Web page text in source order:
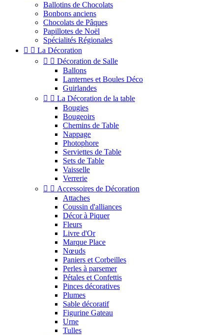
Ballotins de Chocolats
Bonbons anciens
Chocolats de Pâques
Papillotes de Noël
Spécialités Régionales
  La Décoration
  Décoration de Salle
Ballons
Lanternes et Boules Déco
Guirlandes
  La Décoration de la table
Bougies
Bougeoirs
Chemins de Table
Nappage
Photophore
Serviettes de Table
Sets de Table
Vaisselle
Verrerie
  Accessoires de Décoration
Attaches
Coussin d'alliances
Décor à Piquer
Fleurs
Livre d'Or
Marque Place
Nœuds
Paniers et Corbeilles
Perles à parsemer
Pétales et Confettis
Pinces décoratives
Plumes
Sable décoratif
Figurine Gateau
Urne
Tulles